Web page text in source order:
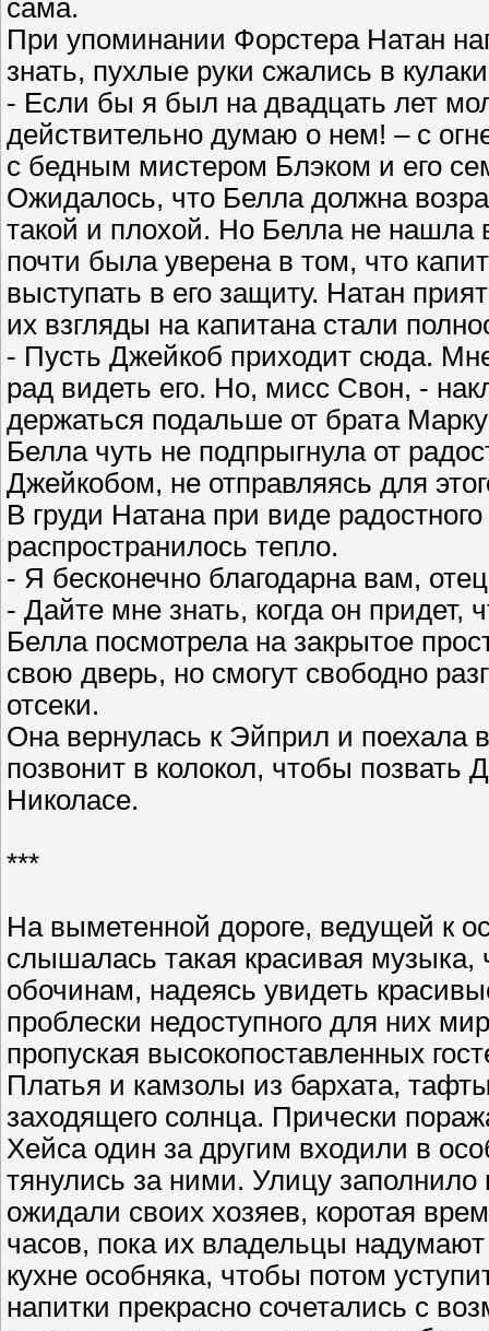
сама.
При упоминании Форстера Натан
знать, пухлые руки сжались в
- Если бы я был на двадцать лет
действительно думаю о нем! – с
с бедным мистером Блэком и его
Ожидалось, что Белла должна
такой и плохой. Но Белла не нашла
почти была уверена в том, что
выступать в его защиту. Натан
их взгляды на капитана стали
- Пусть Джейкоб приходит сюда.
рад видеть его. Но, мисс Свон, -
держаться подальше от брата
Белла чуть не подпрыгнула от
Джейкобом, не отправляясь для
В груди Натана при виде
распространилось тепло.
- Я бесконечно благодарна вам,
- Дайте мне знать, когда он придет,
Белла посмотрела на закрытое
свою дверь, но смогут свободно
отсеки.
Она вернулась к Эйприл и поехала
позвонит в колокол, чтобы позвать
Николасе.
***
На выметенной дороге, ведущей к
слышалась такая красивая
обочинам, надеясь увидеть
проблески недоступного для них
пропуская высокопоставленных
Платья и камзолы из бархата,
заходящего солнца. Прически
Хейса один за другим входили в
тянулись за ними. Улицу
ожидали своих хозяев, коротая
часов, пока их владельцы
кухне особняка, чтобы потом
напитки прекрасно сочетались с